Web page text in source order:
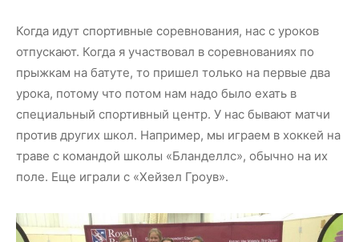
Когда идут спортивные соревнования, нас с уроков
отпускают. Когда я участвовал в соревнованиях по
прыжкам на батуте, то пришел только на первые два
урока, потому что потом нам надо было ехать в
специальный спортивный центр. У нас бывают матчи
против других школ. Например, мы играем в хоккей на
траве с командой школы «Бланделлс», обычно на их
поле. Еще играли с «Хейзел Гроув».